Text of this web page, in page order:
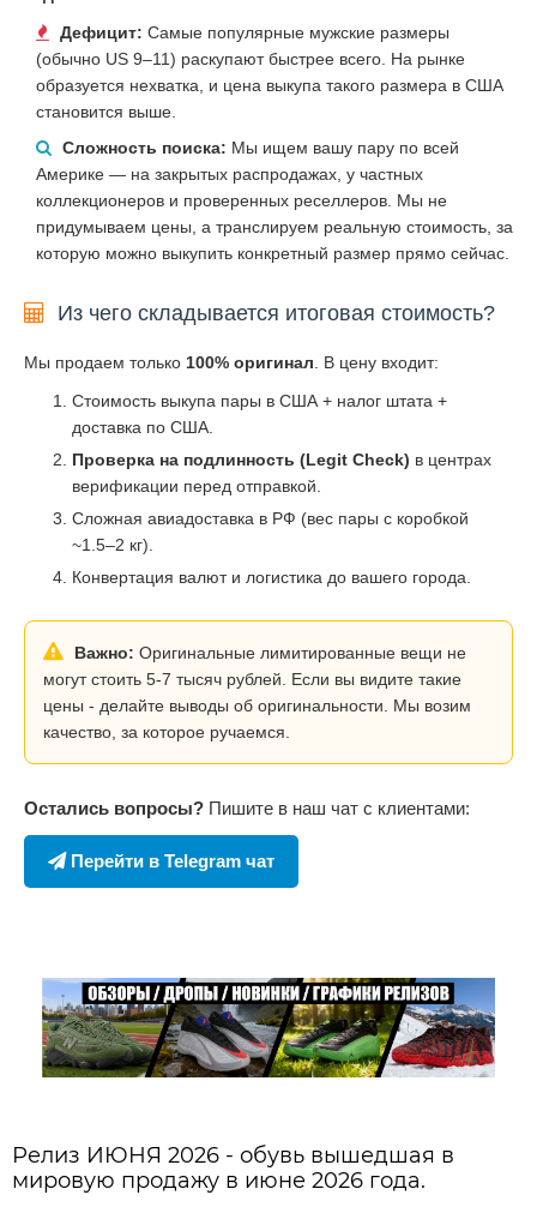
Дефицит: Самые популярные мужские размеры
(обычно US 9–11) раскупают быстрее всего. На рынке
образуется нехватка, и цена выкупа такого размера в США
становится выше.
Сложность поиска: Мы ищем вашу пару по всей
Америке — на закрытых распродажах, у частных
коллекционеров и проверенных реселлеров. Мы не
придумываем цены, а транслируем реальную стоимость, за
которую можно выкупить конкретный размер прямо сейчас.
Из чего складывается итоговая стоимость?
Мы продаем только 100% оригинал . В цену входит:
Стоимость выкупа пары в США + налог штата +
доставка по США.
Проверка на подлинность (Legit Check) в центрах
верификации перед отправкой.
Сложная авиадоставка в РФ (вес пары с коробкой
~1.5–2 кг).
Конвертация валют и логистика до вашего города.
Важно: Оригинальные лимитированные вещи не
могут стоить 5-7 тысяч рублей. Если вы видите такие
цены - делайте выводы об оригинальности. Мы возим
качество, за которое ручаемся.
Остались вопросы? Пишите в наш чат с клиентами:
Перейти в Telegram чат
Релиз ИЮНЯ 2026 - обувь вышедшая в
мировую продажу в июне 2026 года.